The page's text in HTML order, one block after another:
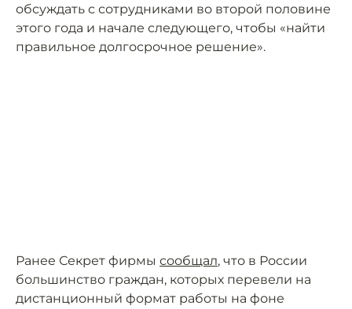
обсуждать с сотрудниками во второй половине
этого года и начале следующего, чтобы «найти
правильное долгосрочное решение».
Ранее Секрет фирмы сообщал, что в России
большинство граждан, которых перевели на
дистанционный формат работы на фоне